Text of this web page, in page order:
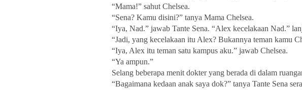
“Mama!” sahut Chelsea.
“Sena? Kamu disini?” tanya Mama Chelsea.
“Iya, Nad.” jawab Tante Sena. “Alex kecelakaan Nad.”
“Jadi, yang kecelakaan itu Alex? Bukannya teman kamu
“Iya, Alex itu teman satu kampus aku.” jawab Chelsea.
“Ya ampun.”
Selang beberapa menit dokter yang berada di dalam
“Bagaimana kedaan anak saya dok?” tanya Tante Sena